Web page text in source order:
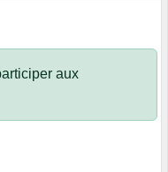
aux